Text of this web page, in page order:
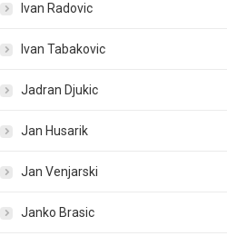
Ivan Radovic
Ivan Tabakovic
Jadran Djukic
Jan Husarik
Jan Venjarski
Janko Brasic